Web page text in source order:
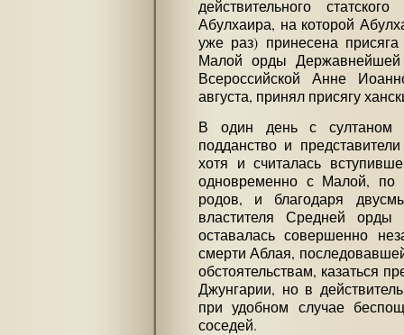
действительного
Абулхаира, на которой
уже раз) принесена
Малой орды
Всероссийской Анне
августа, принял присягу
В один день с султаном
подданство и
хотя и считалась
одновременно с Малой, по
родов, и благодаря
властителя Средней
оставалась совершенно
смерти Аблая,
обстоятельствам, казаться
Джунгарии, но в
при удобном случае
соседей.